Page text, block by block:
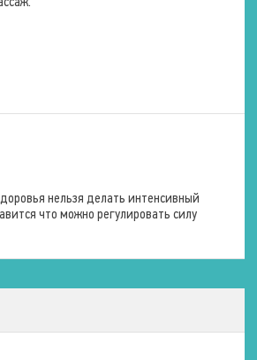
сидя)
114 см.
До 165 см
нельзя делать интенсивный
что можно регулировать силу